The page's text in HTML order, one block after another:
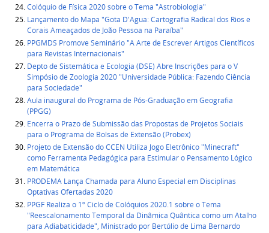
Colóquio de Física 2020 sobre o Tema "Astrobiologia"
Lançamento do Mapa "Gota D'Agua: Cartografia Radical dos Rios e
Corais Ameaçados de João Pessoa na Paraíba"
PPGMDS Promove Seminário "A Arte de Escrever Artigos Científicos
para Revistas Internacionais"
Depto de Sistemática e Ecologia (DSE) Abre Inscrições para o V
Simpósio de Zoologia 2020 "Universidade Pública: Fazendo Ciência
para Sociedade"
Aula inaugural do Programa de Pós-Graduação em Geografia
(PPGG)
Encerra o Prazo de Submissão das Propostas de Projetos Sociais
para o Programa de Bolsas de Extensão (Probex)
Projeto de Extensão do CCEN Utiliza Jogo Eletrônico "Minecraft"
como Ferramenta Pedagógica para Estimular o Pensamento Lógico
em Matemática
PRODEMA Lança Chamada para Aluno Especial em Disciplinas
Optativas Ofertadas 2020
PPGF Realiza o 1º Ciclo de Colóquios 2020.1 sobre o Tema
"Reescalonamento Temporal da Dinâmica Quântica como um Atalho
para Adiabaticidade", Ministrado por Bertúlio de Lima Bernardo